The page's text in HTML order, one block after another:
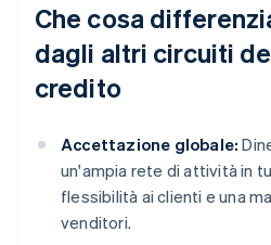
Che cosa
dagli altri circuiti
credito
Accettazione globale:
un'ampia rete di attività in
flessibilità ai clienti e una
venditori.